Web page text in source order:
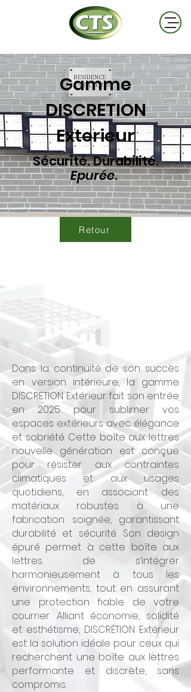
Gamme
DISCRETION
Exterieur
Sécurité. Durabilité.
Epurée.
Retour
Dans la continuité de son succès
en version intérieure, la gamme
DISCRETION Extérieur fait son entrée
en 2025 pour sublimer vos
espaces extérieurs avec élégance
et sobriété. Cette boîte aux lettres
nouvelle génération est conçue
pour résister aux contraintes
climatiques et aux usages
quotidiens, en associant des
matériaux robustes à une
fabrication soignée, garantissant
durabilité et sécurité. Son design
épuré permet à cette boîte aux
lettres de s’intégrer
harmonieusement à tous les
environnements, tout en assurant
une protection fiable de votre
courrier. Alliant économie, solidité
et esthétisme, DISCRÉTION Extérieur
est la solution idéale pour ceux qui
recherchent une boîte aux lettres
performante et discrète, sans
compromis.